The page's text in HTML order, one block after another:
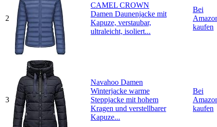
2
CAMEL CROWN
Damen Daunenjacke mit
Kapuze, verstaubar,
ultraleicht, isoliert...
Bei
kaufen
3
Navahoo Damen
Winterjacke warme
Steppjacke mit hohem
Kragen und verstellbarer
Kapuze...
Bei
kaufen